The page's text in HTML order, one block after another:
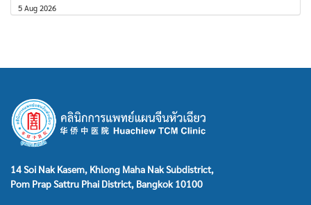
5 Aug 2026
14 Soi Nak Kasem, Khlong Maha Nak Subdistrict,
Pom Prap Sattru Phai District, Bangkok 10100